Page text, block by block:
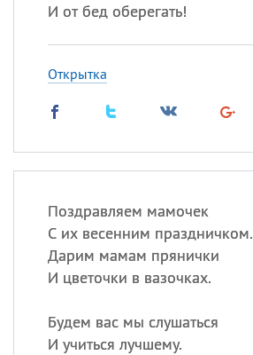
И от бед оберегать!
Открытка
Поздравляем мамочек
С их весенним праздничком.
Дарим мамам прянички
И цветочки в вазочках.
Будем вас мы слушаться
И учиться лучшему.